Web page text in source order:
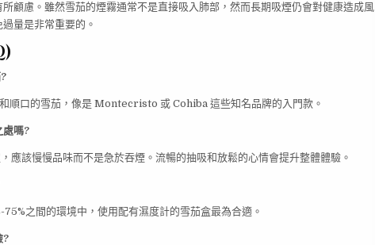
顧慮。雖然雪茄的煙霧通常不是直接吸入肺部，然而長期吸煙仍會對健康造成風
量是非常重要的。
順口的雪茄，像是 Montecristo 或 Cohiba 這些知名品牌的入門款。
處嗎?
應該慢慢品味而不是急於吞煙。流暢的抽吸和放鬆的心情會提升整體體驗。
之間的環境中，使用配有濕度計的雪茄盒最為合適。
?